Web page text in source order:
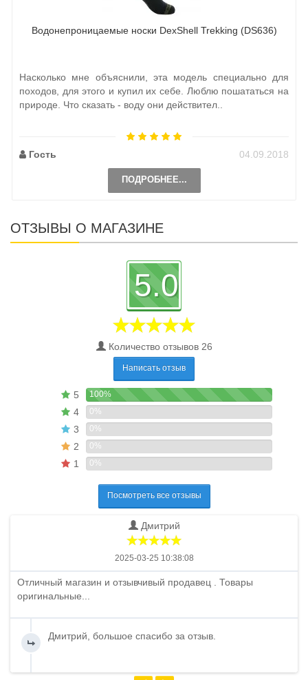
Водонепроницаемые носки DexShell Trekking (DS636)
Насколько мне объяснили, эта модель специально для
походов, для этого и купил их себе. Люблю пошататься на
природе. Что сказать - воду они действител..
Гость 04.09.2018
ПОДРОБНЕЕ...
ОТЗЫВЫ О МАГАЗИНЕ
5.0
Количество отзывов 26
Написать отзыв
5 100%
4 0%
3 0%
2 0%
1 0%
Посмотреть все отзывы
Дмитрий
2025-03-25 10:38:08
Отличный магазин и отзывчивый продавец . Товары
оригинальные...
Дмитрий, большое спасибо за отзыв.